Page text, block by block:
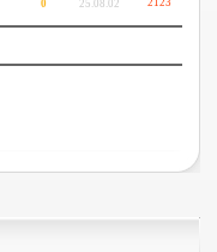
0 25.08.02 2123